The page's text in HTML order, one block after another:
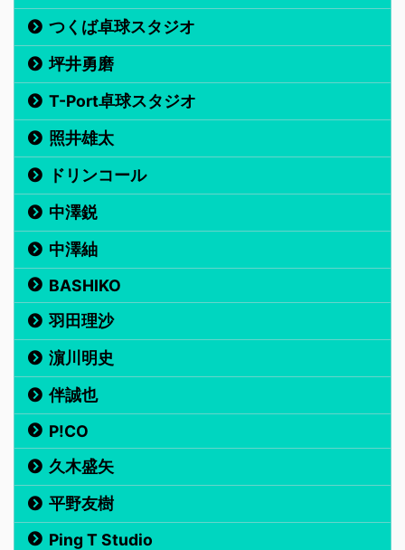
つくば卓球スタジオ
坪井勇磨
T-Port卓球スタジオ
照井雄太
ドリンコール
中澤鋭
中澤紬
BASHIKO
羽田理沙
濵川明史
伴誠也
P!CO
久木盛矢
平野友樹
Ping T Studio